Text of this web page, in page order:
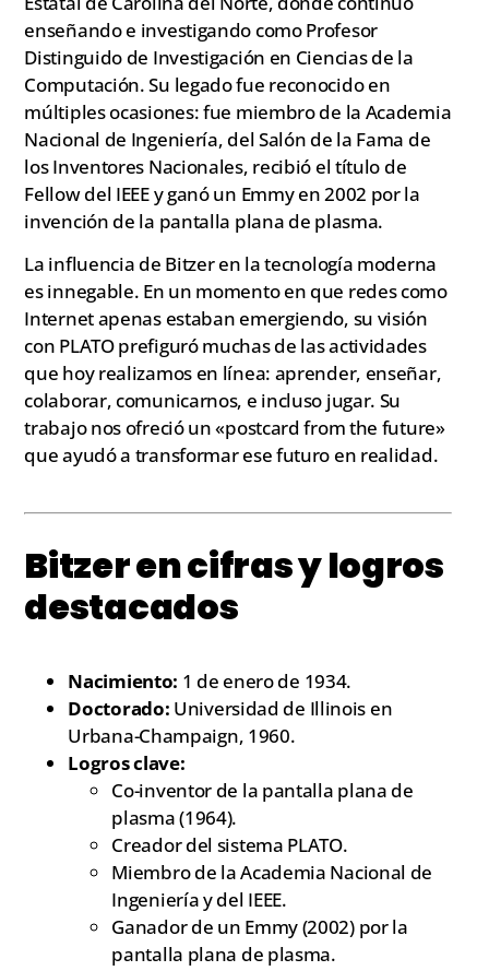
enseñando e investigando como Profesor
Distinguido de Investigación en Ciencias de la
Computación. Su legado fue reconocido en
múltiples ocasiones: fue miembro de la Academia
Nacional de Ingeniería, del Salón de la Fama de
los Inventores Nacionales, recibió el título de
Fellow del IEEE y ganó un Emmy en 2002 por la
invención de la pantalla plana de plasma.
La influencia de Bitzer en la tecnología moderna
es innegable. En un momento en que redes como
Internet apenas estaban emergiendo, su visión
con PLATO prefiguró muchas de las actividades
que hoy realizamos en línea: aprender, enseñar,
colaborar, comunicarnos, e incluso jugar. Su
trabajo nos ofreció un «postcard from the future»
que ayudó a transformar ese futuro en realidad.
Bitzer en cifras y logros
destacados
Nacimiento: 1 de enero de 1934.
Doctorado: Universidad de Illinois en
Urbana-Champaign, 1960.
Logros clave:
Co-inventor de la pantalla plana de
plasma (1964).
Creador del sistema PLATO.
Miembro de la Academia Nacional de
Ingeniería y del IEEE.
Ganador de un Emmy (2002) por la
pantalla plana de plasma.